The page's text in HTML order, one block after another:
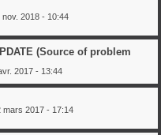
nov. 2018 - 10:44
(Source of problem
2017 - 13:44
mars 2017 - 17:14